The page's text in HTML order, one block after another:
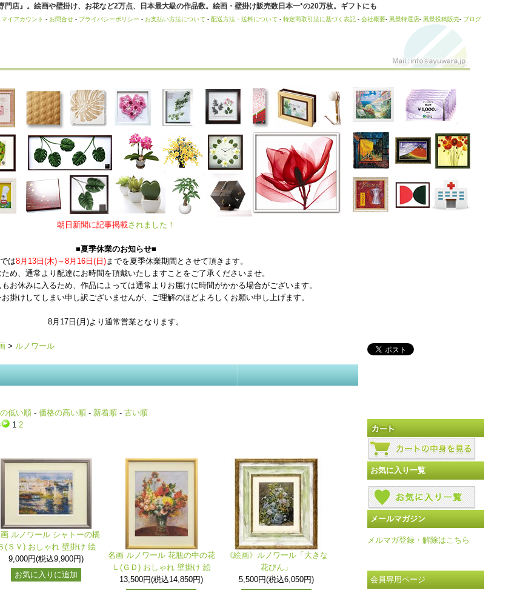
店』。絵画や壁掛け、お花など2万点、日本最大級の作品数。絵画・壁掛け販売数日本一*の20万枚。ギフトにも
マイアカウント - お問合せ - プライバシーポリシー - お支払い方法について - 配送方法・送料について - 特定商取引法に基づく表記 - 会社概要- 風景特選店- 風景投稿販売- ブログ
朝日新聞に記事掲載されました！
■夏季休業のお知らせ■
は8月13日(木)～8月16日(日)までを夏季休業期間とさせて頂きます。
め、通常より配達にお時間を頂戴いたしますことをご了承くださいませ。
お休みに入るため、作品によっては通常よりお届けに時間がかかる場合がございます。
掛けしてしまい申し訳ございませんが、ご理解のほどよろしくお願い申し上げます。
8月17日(月)より通常営業となります。
> ルノワール
低い順 - 価格の高い順 - 新着順 - 古い順
1 2
ルノワール シャトーの橋
(ＳＶ) おしゃれ 壁掛け 絵
9,000円(税込9,900円)
お気に入りに追加
名画 ルノワール 花瓶の中の花
Ｌ(ＧＤ) おしゃれ 壁掛け 絵
13,500円(税込14,850円)
《絵画》ルノワール「大きな
花びん」
5,500円(税込6,050円)
お気に入り一覧
メールマガジン
メルマガ登録・解除はこちら
会員専用ページ